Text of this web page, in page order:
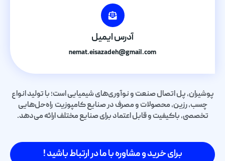
آدرس ایمیل
nemat.eisazadeh@gmail.com
پوشیران، پل اتصال صنعت و نوآوری‌های شیمیایی است؛ با تولید انواع
چسب، رزین، محصولات و مصرف در صنایع کامپوزیت راه‌حل‌هایی
تخصصی، باکیفیت و قابل اعتماد برای صنایع مختلف ارائه می‌دهد.
برای خرید و مشاوره با ما در ارتباط باشید !